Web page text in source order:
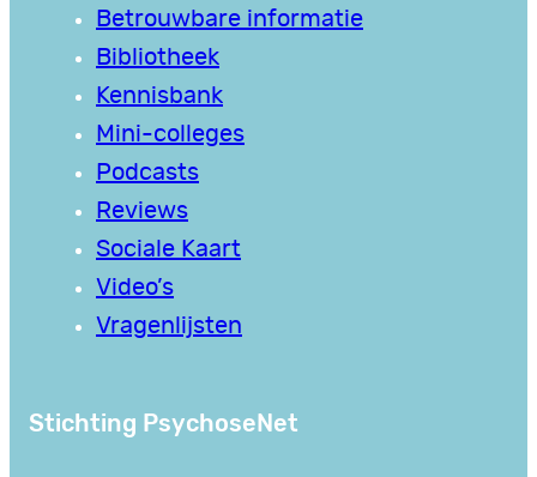
Betrouwbare informatie
Bibliotheek
Kennisbank
Mini-colleges
Podcasts
Reviews
Sociale Kaart
Video’s
Vragenlijsten
Stichting PsychoseNet